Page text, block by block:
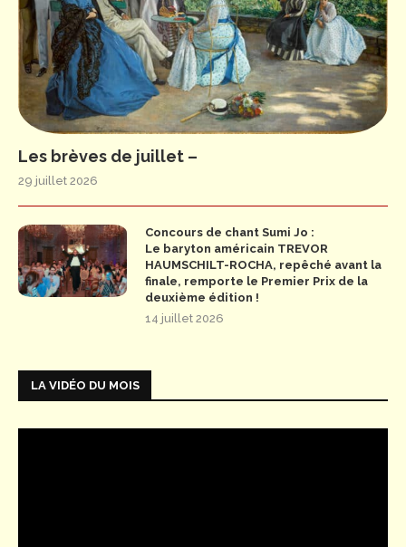
Les brèves de juillet –
29 juillet 2026
Concours de chant Sumi Jo :
Le baryton américain TREVOR
HAUMSCHILT-ROCHA, repêché avant la
finale, remporte le Premier Prix de la
deuxième édition !
14 juillet 2026
LA VIDÉO DU MOIS